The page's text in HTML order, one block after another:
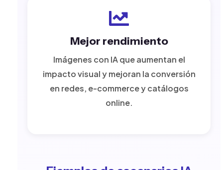
Mejor rendimiento
Imágenes con IA que aumentan el
impacto visual y mejoran la conversión
en redes, e-commerce y catálogos
online.